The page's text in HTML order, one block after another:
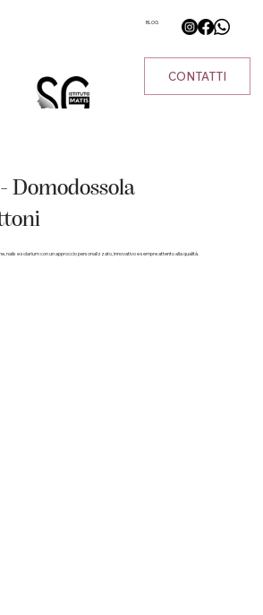
BLOG
CONTATTI
Domodossola
nails e solarium con un approccio personalizzato, innovativo e sempre attento alla qualità.